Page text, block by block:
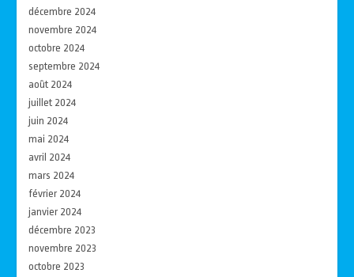
décembre 2024
novembre 2024
octobre 2024
septembre 2024
août 2024
juillet 2024
juin 2024
mai 2024
avril 2024
mars 2024
février 2024
janvier 2024
décembre 2023
novembre 2023
octobre 2023